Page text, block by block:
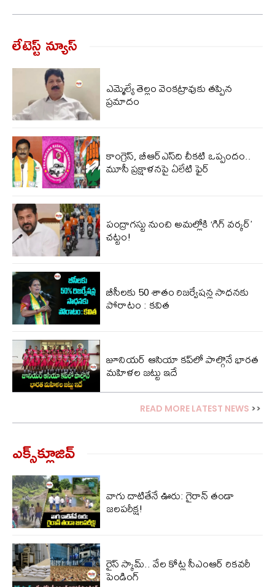
లేటెస్ట్ న్యూస్‌
ఎమ్మెల్యే తెల్లం వెంకట్రావుకు తప్పిన
ప్రమాదం
కాంగ్రెస్, బీఆర్ఎస్‌ది చీకటి ఒప్పందం..
మూసీ ప్రక్షాళనపై ఏలేటి ఫైర్
పంద్రాగస్టు నుంచి అమల్లోకి ‘గిగ్ వర్కర్’
చట్టం!
బీసీలకు 50 శాతం రిజర్వేషన్ల సాధనకు
పోరాటం : కవిత
జూనియర్ ఆసియా కప్‌లో పాల్గొనే భారత
మహిళల జట్టు ఇదే
READ MORE LATEST NEWS >>
ఎక్స్‌క్లూజివ్‌
వాగు దాటితేనే ఊరు: గైరాన్ తండా
జలపరీక్ష!
రైస్ స్కామ్.. వేల కోట్ల‌ సీఎంఆర్ రికవరీ
పెండింగ్